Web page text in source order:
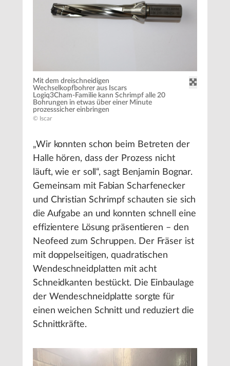
Mit dem dreischneidigen
Wechselkopfbohrer aus Iscars
Logiq3Cham-Familie kann Schrimpf alle 20
Bohrungen in etwas über einer Minute
prozesssicher einbringen
© Iscar
„Wir konnten schon beim Betreten der
Halle hören, dass der Prozess nicht
läuft, wie er soll“, sagt Benjamin Bognar.
Gemeinsam mit Fabian Scharfenecker
und Christian Schrimpf schauten sie sich
die Aufgabe an und konnten schnell eine
effizientere Lösung präsentieren – den
Neofeed zum Schruppen. Der Fräser ist
mit doppelseitigen, quadratischen
Wendeschneidplatten mit acht
Schneidkanten bestückt. Die Einbaulage
der Wendeschneidplatte sorgte für
einen weichen Schnitt und reduziert die
Schnittkräfte.